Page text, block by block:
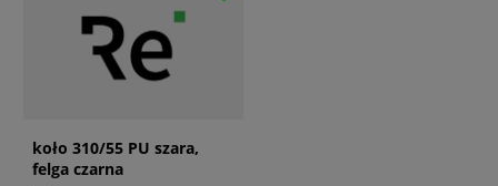
koło 310/55 PU szara,
felga czarna